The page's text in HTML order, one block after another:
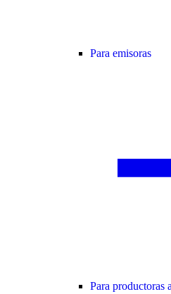
Para emisoras
Para productoras